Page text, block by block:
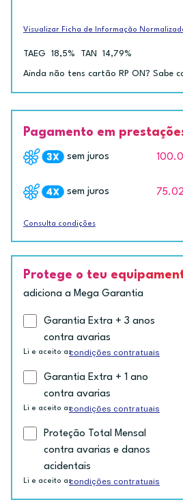
Visualizar Ficha de Informação
TAEG 18,5% TAN 14,79%
Ainda não tens cartão RP ON? Sabe
Pagamento em
sem juros
sem juros
Consulta condições
Protege o teu
adiciona a Mega Garantia
Garantia Extra + 3 anos
contra avarias
Li e aceito ascondições contratuais
Garantia Extra + 1 ano
contra avarias
Li e aceito ascondições contratuais
Proteção Total Mensal
contra avarias e danos
acidentais
Li e aceito ascondições contratuais